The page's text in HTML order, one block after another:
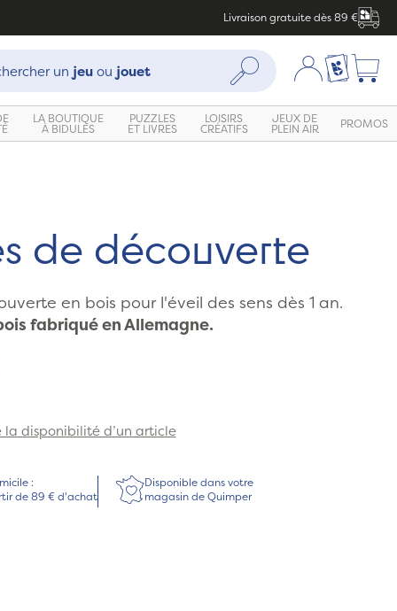
Livraison gratuite dès 89 €
:
un jeuou jouet Rechercher Mon compte
Ma liste
LA BOUTIQUE
À BIDULES
PUZZLES
ET LIVRES
LOISIRS
CRÉATIFS
JEUX DE
PLEIN AIR PROMOS
de découverte
en bois pour l'éveil des sens dès 1 an.
fabriqué en Allemagne.
la disponibilité d’un article
:
de 89 € d'achat
Disponible dans votre
magasin de Quimper